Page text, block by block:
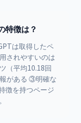
特徴は？
は取得したペ
されやすいのは
（平均10.18回
がある ③明確な
徴を持つページ